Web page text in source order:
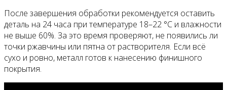
После завершения обработки рекомендуется оставить
деталь на 24 часа при температуре 18–22 °C и влажности
не выше 60%. За это время проверяют, не появились ли
точки ржавчины или пятна от растворителя. Если всё
сухо и ровно, металл готов к нанесению финишного
покрытия.